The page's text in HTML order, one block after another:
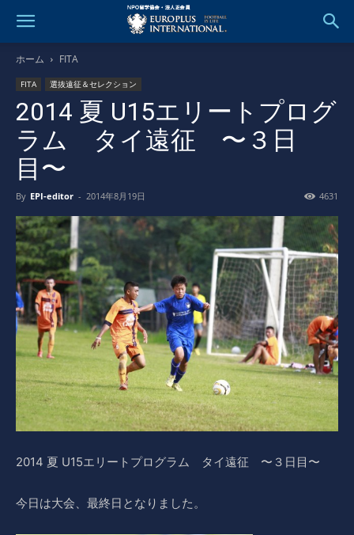
ホーム FITA
FITA 選抜遠征＆セレクション
2014 夏 U15エリートプログ
ラム タイ遠征 〜３日
目〜
By EPI-editor - 2014年8月19日 4631
2014 夏 U15エリートプログラム タイ遠征 〜３日目〜
今日は大会、最終日となりました。